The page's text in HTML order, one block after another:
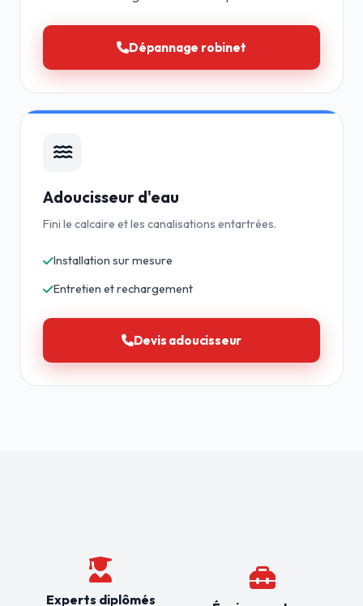
Dépannage robinet
Adoucisseur d'eau
Fini le calcaire et les canalisations entartrées.
Installation sur mesure
Entretien et rechargement
Devis adoucisseur
Experts diplômés